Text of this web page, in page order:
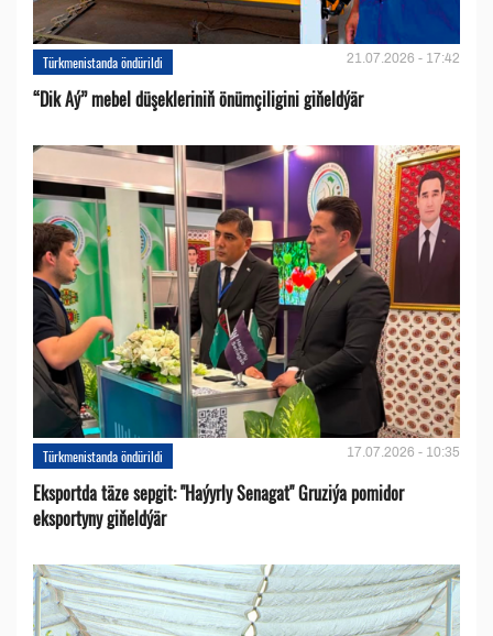
Türkmenistanda öndürildi 21.07.2026 - 17:42
“Dik Aý” mebel düşekleriniň önümçiligini giňeldýär
Türkmenistanda öndürildi 17.07.2026 - 10:35
Eksportda täze sepgit: "Haýyrly Senagat" Gruziýa pomidor
eksportyny giňeldýär